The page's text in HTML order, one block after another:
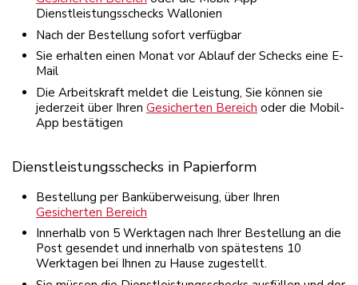
Dienstleistungsschecks Wallonien
Nach der Bestellung sofort verfügbar
Sie erhalten einen Monat vor Ablauf der Schecks eine E-
Mail
Die Arbeitskraft meldet die Leistung, Sie können sie
jederzeit über Ihren Gesicherten Bereich oder die Mobil-
App bestätigen
Dienstleistungsschecks in Papierform
Bestellung per Banküberweisung, über Ihren
Gesicherten Bereich
Innerhalb von 5 Werktagen nach Ihrer Bestellung an die
Post gesendet und innerhalb von spätestens 10
Werktagen bei Ihnen zu Hause zugestellt.